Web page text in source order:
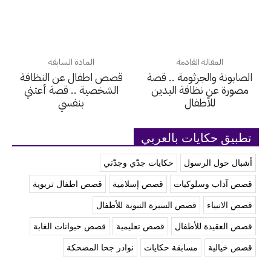
المادة السابقة
قصص اطفال عن النظافة
الشخصية .. قصة أعتني
بنفسي
المقالة القادمة
الصابونة والجرثومة .. قصة
مصورة عن نظافة اليدين
للأطفال
تطبيق حكايات بالعربي
أشبال حول الرسول حكايات جدّي وجدّتي
قصص آداب وسلوكيات قصص إسلامية قصص اطفال تربوية
قصص الانبياء قصص السيرة النبوية للأطفال
قصص العقيدة للأطفال قصص تعليمية قصص حيوانات الغابة
قصص خيالية مسابقة حكايات نوادر جحا المضحكة